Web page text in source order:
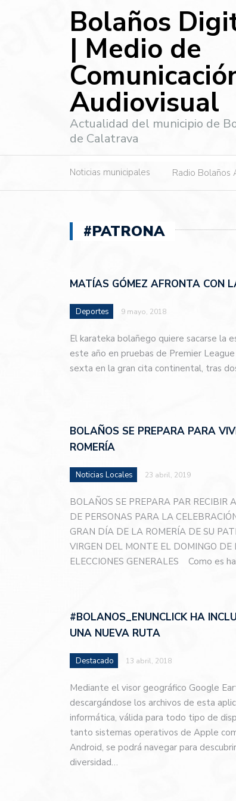
Bolaños
| Medio de
Audiovisual
Actualidad del municipio de
de Calatrava
Noticias municipales Radio Bolaños
#PATRONA
MATÍAS GÓMEZ AFRONTA CON
Deportes 9 mayo, 2018
El karateka bolañego quiere sacarse la
este año en pruebas de Premier
sexta en la gran cita continental, tras
BOLAÑOS SE PREPARA PARA
ROMERÍA
Noticias Locales 23 abril, 2019
BOLAÑOS SE PREPARA PAR RECIBIR
DE PERSONAS PARA LA
GRAN DÍA DE LA ROMERÍA DE SU
VIRGEN DEL MONTE EL DOMINGO DE
ELECCIONES GENERALES Como es
#BOLANOS_ENUNCLICK HA
UNA NUEVA RUTA
Destacado 13 abril, 2018
Mediante el visor geográfico Google
descargándose los archivos de esta
informática, válida para todo tipo de
tanto sistemas operativos de Apple
Android, se podrá navegar para
diversidad…